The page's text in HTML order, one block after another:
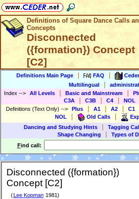
Definitions of Square Dance Calls
Concepts
Disconnected
({formation}) Concept
[C2]
Definitions Main Page FAQ
Multilingual
Index --> All Levels Basic and Mainstream
C3A C3B C4 NOL
Definitions (Text Only) --> Plus A1 A2 C1
NOL Old Calls
Dancing and Studying Hints
Tagging
Shape Changing
Types of
Find call:
Disconnected ({formation})
Concept [C2]
( Lee Kopman 1981)